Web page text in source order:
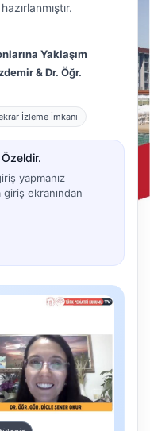
Yaklaşım
& Dr. Öğr.
İzleme İmkanı
Özeldir.
yapmanız
ekranından